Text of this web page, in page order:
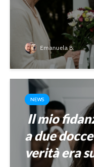
Emanuela B.
NEWS
Il mio
a due
verità era